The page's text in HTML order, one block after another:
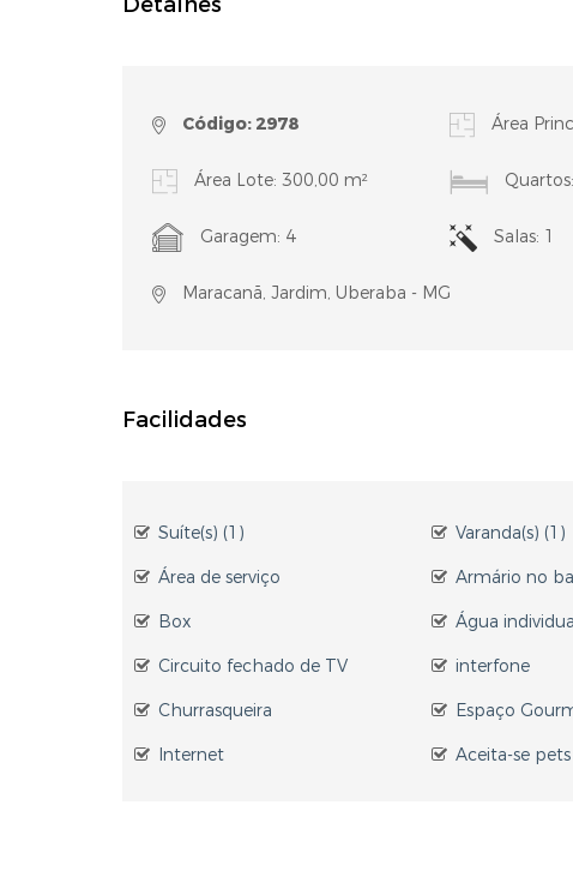
Código: 2978 Área
Área Lote: 300,00 m²
Garagem: 4 Salas: 1
Maracanã, Jardim, Uberaba - MG
Facilidades
Suíte(s) (1) Varanda(s) (1)
Área de serviço
Armário no
Box
Água
Circuito fechado de TV
interfone
Churrasqueira
Espaço
Internet
Aceita-se pets